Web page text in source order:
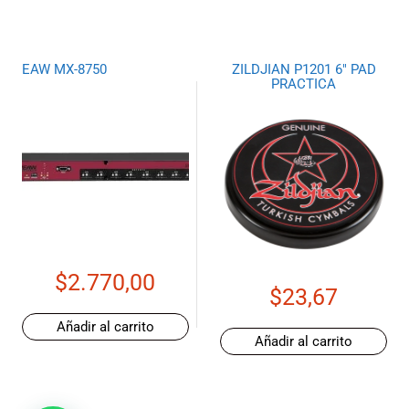
EAW MX-8750
$2.770,00
Añadir al carrito
ZILDJIAN P1201 6″ PAD
PRACTICA
$23,67
Añadir al carrito